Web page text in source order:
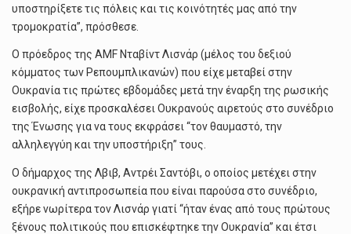
υποστηρίξετε τις πόλεις και τις κοινότητές μας από την
τρομοκρατία”, πρόσθεσε.
Ο πρόεδρος της AMF Νταβίντ Λισνάρ (μέλος του δεξιού
κόμματος των Ρεπουμπλικανών) που είχε μεταβεί στην
Ουκρανία τις πρώτες εβδομάδες μετά την έναρξη της ρωσικής
εισβολής, είχε προσκαλέσει Ουκρανούς αιρετούς στο συνέδριο
της Ένωσης για να τους εκφράσει “τον θαυμαστό, την
αλληλεγγύη και την υποστήριξη” τους.
Ο δήμαρχος της Λβιβ, Αντρέι Σαντόβι, ο οποίος μετέχει στην
ουκρανική αντιπροσωπεία που είναι παρούσα στο συνέδριο,
εξήρε νωρίτερα τον Λισνάρ γιατί “ήταν ένας από τους πρώτους
ξένους πολιτικούς που επισκέφτηκε την Ουκρανία” και έτσι